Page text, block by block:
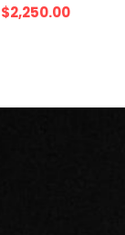
$2,250.00